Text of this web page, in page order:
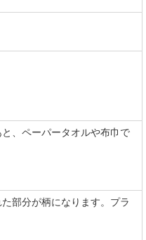
、ペーパータオルや布巾で
部分が柄になります。プラ